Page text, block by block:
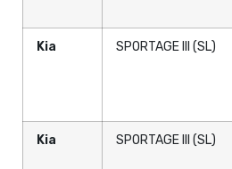
Kia SPORTAGE III (SL)
Kia SPORTAGE III (SL)